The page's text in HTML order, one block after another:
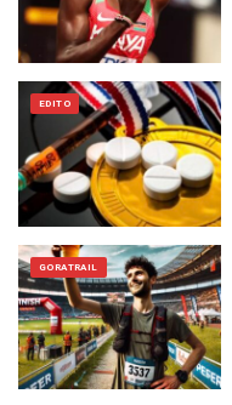
EDITO
GORATRAIL